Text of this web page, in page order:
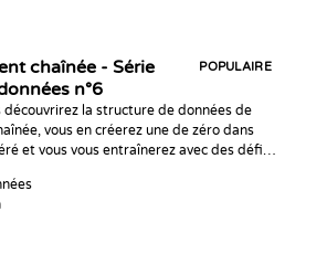
chaînée - Série
n°6
POPULAIRE
découvrirez la structure de données de
vous en créerez une de zéro dans
et vous vous entraînerez avec des défis